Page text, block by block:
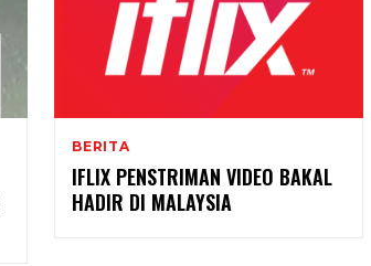
BERITA
IFLIX PENSTRIMAN VIDEO BAKAL
HADIR DI MALAYSIA